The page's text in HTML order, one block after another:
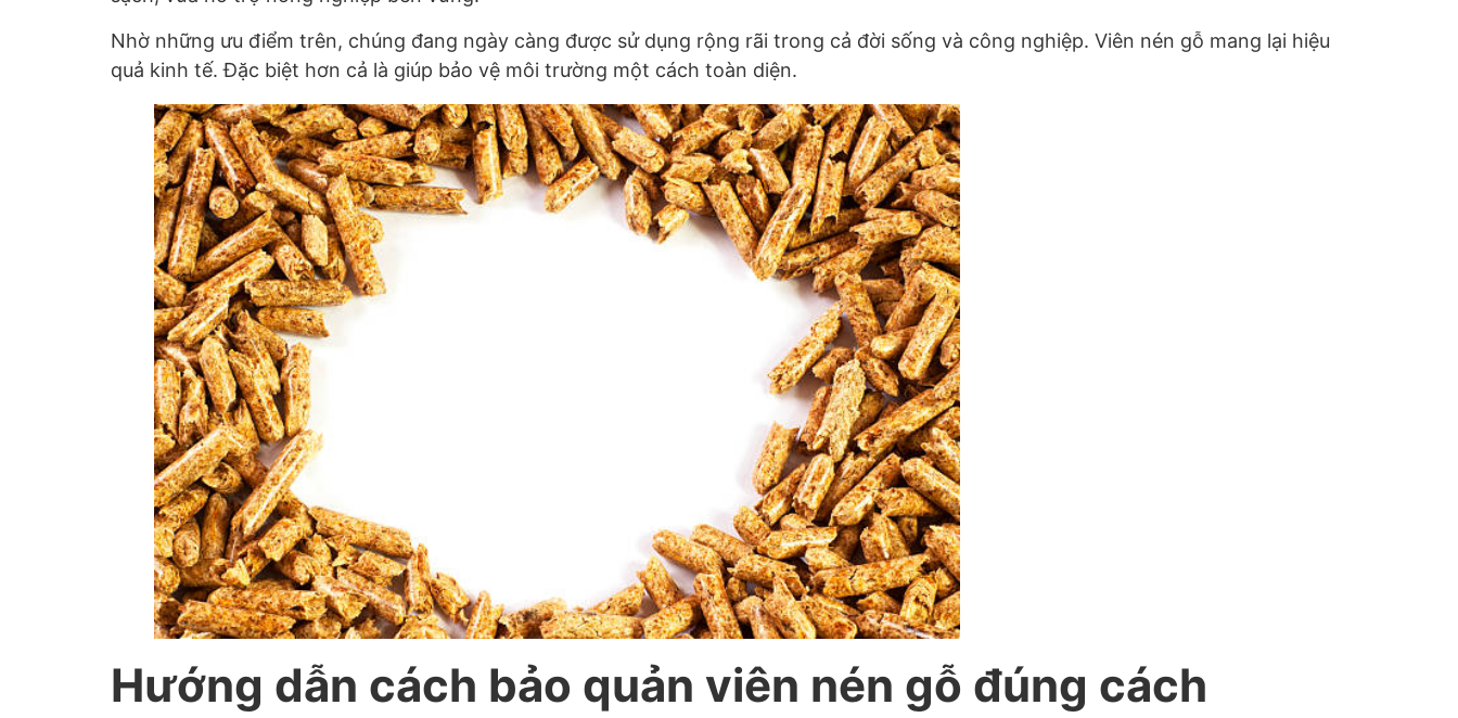
Nhờ những ưu điểm trên, chúng đang ngày càng được sử dụng rộng rãi trong cả đời sống và công nghiệp. Viên nén gỗ mang lại hiệu
quả kinh tế. Đặc biệt hơn cả là giúp bảo vệ môi trường một cách toàn diện.
Hướng dẫn cách bảo quản viên nén gỗ đúng cách